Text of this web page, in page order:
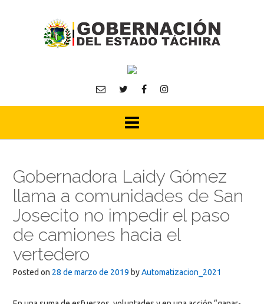
Gobernadora Laidy Gómez
llama a comunidades de San
Josecito no impedir el paso
de camiones hacia el
vertedero
Posted on 28 de marzo de 2019 byAutomatizacion_2021